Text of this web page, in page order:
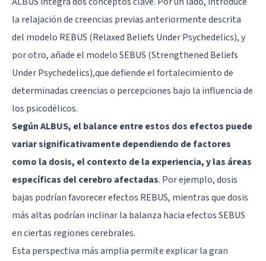
la relajación de creencias previas anteriormente descrita
del modelo REBUS (Relaxed Beliefs Under Psychedelics), y
por otro, añade el modelo SEBUS (Strengthened Beliefs
Under Psychedelics),que defiende el fortalecimiento de
determinadas creencias o percepciones bajo la influencia de
los psicodélicos.
Según ALBUS, el balance entre estos dos efectos puede
variar significativamente dependiendo de factores
como la dosis, el contexto de la experiencia, y las áreas
específicas del cerebro afectadas. Por ejemplo, dosis
bajas podrían favorecer efectos REBUS, mientras que dosis
más altas podrían inclinar la balanza hacia efectos SEBUS
en ciertas regiones cerebrales.
Esta perspectiva más amplia permite explicar la gran